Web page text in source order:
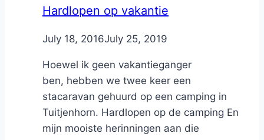
Hardlopen op vakantie
ByNicole
July 18, 2016July 25, 2019
Hoewel ik geen vakantieganger
ben, hebben we twee keer een
stacaravan gehuurd op een camping in
Tuitjenhorn. Hardlopen op de camping En
mijn mooiste herinningen aan die